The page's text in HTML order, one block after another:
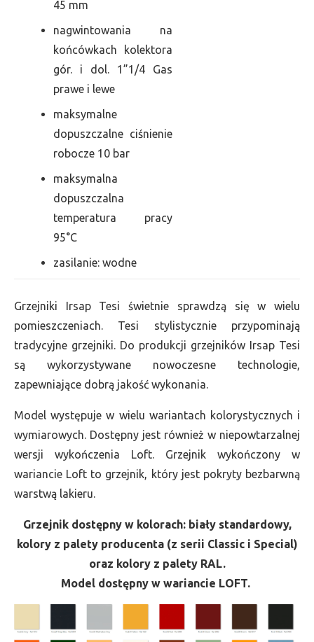
45 mm
nagwintowania na
końcówkach kolektora
gór. i dol. 1”1/4 Gas
prawe i lewe
maksymalne
dopuszczalne ciśnienie
robocze 10 bar
maksymalna
dopuszczalna
temperatura pracy
95°C
zasilanie: wodne
Grzejniki Irsap Tesi świetnie sprawdzą się w wielu
pomieszczeniach. Tesi stylistycznie przypominają
tradycyjne grzejniki. Do produkcji grzejników Irsap Tesi
są wykorzystywane nowoczesne technologie,
zapewniające dobrą jakość wykonania.
Model występuje w wielu wariantach kolorystycznych i
wymiarowych. Dostępny jest również w niepowtarzalnej
wersji wykończenia Loft. Grzejnik wykończony w
wariancie Loft to grzejnik, który jest pokryty bezbarwną
warstwą lakieru.
Grzejnik dostępny w kolorach: biały standardowy,
kolory z palety producenta (z serii Classic i Special)
oraz kolory z palety RAL.
Model dostępny w wariancie LOFT.